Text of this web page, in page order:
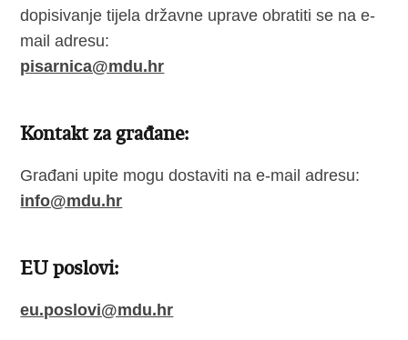
dopisivanje tijela državne uprave obratiti se na e-
mail adresu:
pisarnica@mdu.hr
Kontakt za građane:
Građani upite mogu dostaviti na e-mail adresu:
info@mdu.hr
EU poslovi:
eu.poslovi@mdu.hr